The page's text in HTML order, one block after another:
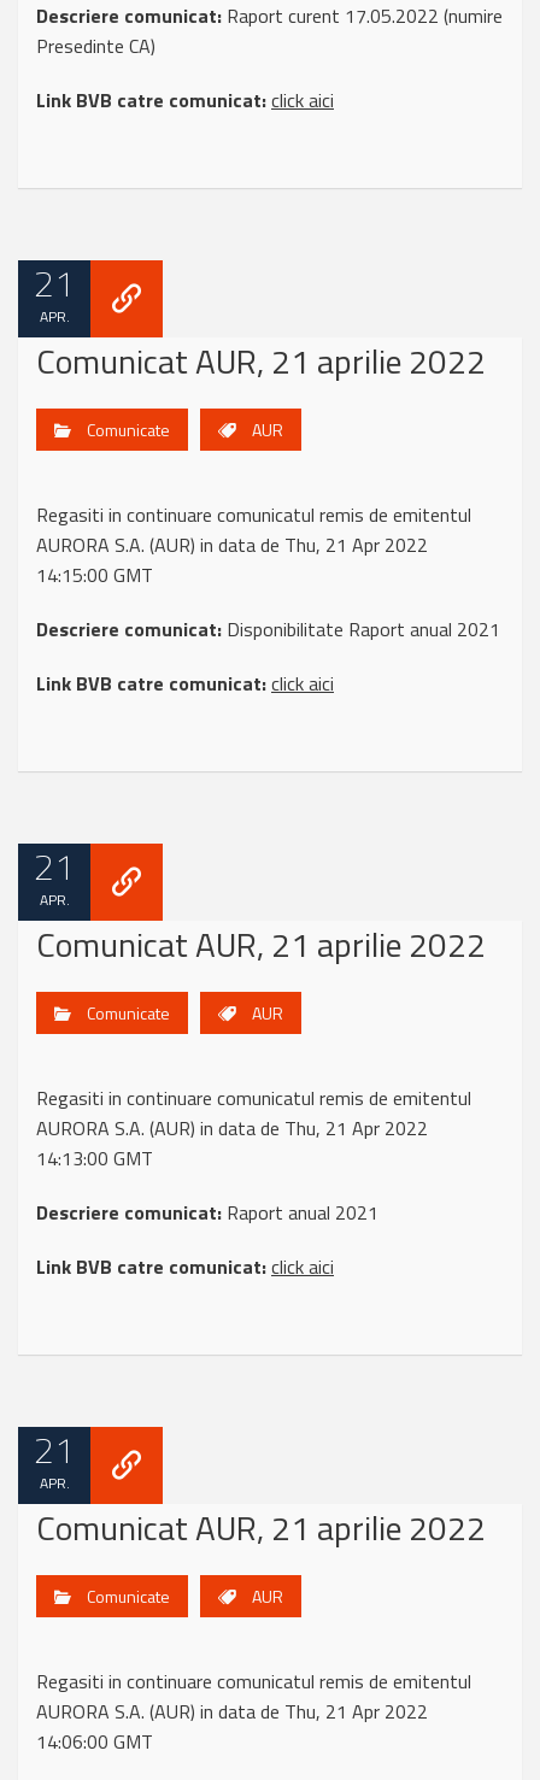
Descriere comunicat: Raport curent 17.05.2022 (numire
Presedinte CA)
Link BVB catre comunicat:click aici
21
APR.
Comunicat AUR, 21 aprilie 2022
Comunicate AUR
Regasiti in continuare comunicatul remis de emitentul
AURORA S.A. (AUR) in data de Thu, 21 Apr 2022
14:15:00 GMT
Descriere comunicat: Disponibilitate Raport anual 2021
Link BVB catre comunicat:click aici
21
APR.
Comunicat AUR, 21 aprilie 2022
Comunicate AUR
Regasiti in continuare comunicatul remis de emitentul
AURORA S.A. (AUR) in data de Thu, 21 Apr 2022
14:13:00 GMT
Descriere comunicat: Raport anual 2021
Link BVB catre comunicat:click aici
21
APR.
Comunicat AUR, 21 aprilie 2022
Comunicate AUR
Regasiti in continuare comunicatul remis de emitentul
AURORA S.A. (AUR) in data de Thu, 21 Apr 2022
14:06:00 GMT